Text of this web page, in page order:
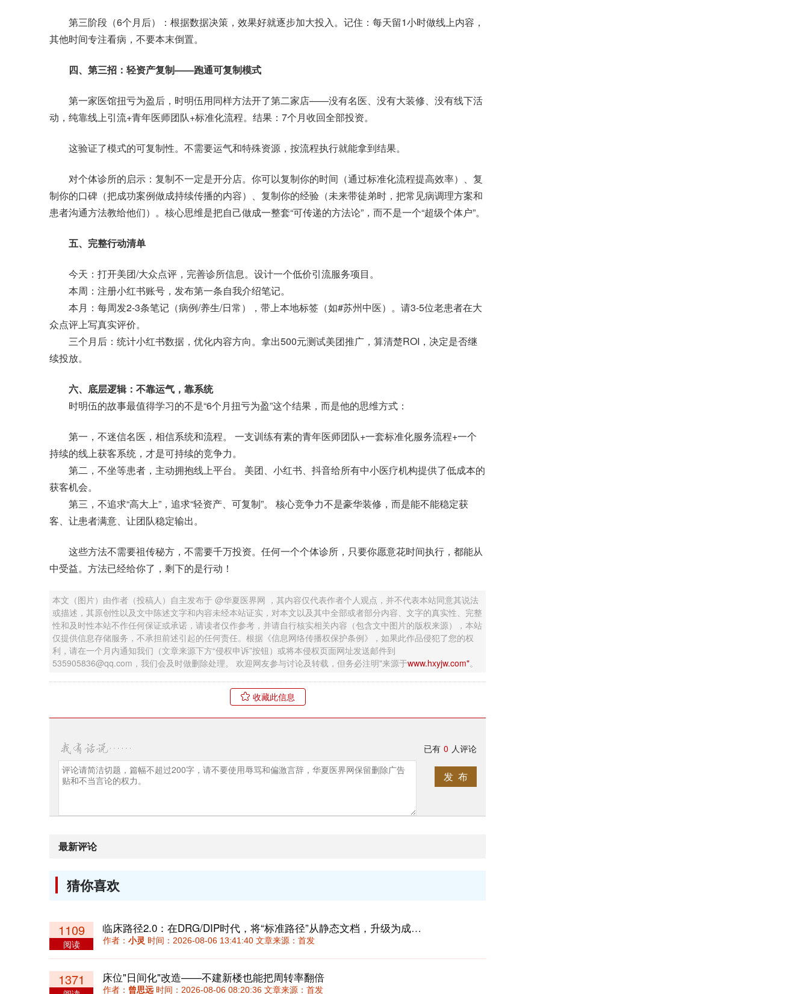
第三阶段（6个月后）：根据数据决策，效果好就逐步加大投入。记住：每天留1小时做线上内容，
其他时间专注看病，不要本末倒置。
四、第三招：轻资产复制——跑通可复制模式
第一家医馆扭亏为盈后，时明伍用同样方法开了第二家店——没有名医、没有大装修、没有线下活
动，纯靠线上引流+青年医师团队+标准化流程。结果：7个月收回全部投资。
这验证了模式的可复制性。不需要运气和特殊资源，按流程执行就能拿到结果。
对个体诊所的启示：复制不一定是开分店。你可以复制你的时间（通过标准化流程提高效率）、复
制你的口碑（把成功案例做成持续传播的内容）、复制你的经验（未来带徒弟时，把常见病调理方案和
患者沟通方法教给他们）。核心思维是把自己做成一整套“可传递的方法论”，而不是一个“超级个体户”。
五、完整行动清单
今天：打开美团/大众点评，完善诊所信息。设计一个低价引流服务项目。
本周：注册小红书账号，发布第一条自我介绍笔记。
本月：每周发2-3条笔记（病例/养生/日常），带上本地标签（如#苏州中医）。请3-5位老患者在大
众点评上写真实评价。
三个月后：统计小红书数据，优化内容方向。拿出500元测试美团推广，算清楚ROI，决定是否继
续投放。
六、底层逻辑：不靠运气，靠系统
时明伍的故事最值得学习的不是“6个月扭亏为盈”这个结果，而是他的思维方式：
第一，不迷信名医，相信系统和流程。 一支训练有素的青年医师团队+一套标准化服务流程+一个
持续的线上获客系统，才是可持续的竞争力。
第二，不坐等患者，主动拥抱线上平台。 美团、小红书、抖音给所有中小医疗机构提供了低成本的
获客机会。
第三，不追求“高大上”，追求“轻资产、可复制”。 核心竞争力不是豪华装修，而是能不能稳定获
客、让患者满意、让团队稳定输出。
这些方法不需要祖传秘方，不需要千万投资。任何一个个体诊所，只要你愿意花时间执行，都能从
中受益。方法已经给你了，剩下的是行动！
本文（图片）由作者（投稿人）自主发布于 @华夏医界网 ，其内容仅代表作者个人观点，并不代表本站同意其说法
或描述，其原创性以及文中陈述文字和内容未经本站证实，对本文以及其中全部或者部分内容、文字的真实性、完整
性和及时性本站不作任何保证或承诺，请读者仅作参考，并请自行核实相关内容（包含文中图片的版权来源），本站
仅提供信息存储服务，不承担前述引起的任何责任。根据《信息网络传播权保护条例》，如果此作品侵犯了您的权
利，请在一个月内通知我们（文章来源下方“侵权申诉”按钮）或将本侵权页面网址发送邮件到
535905836@qq.com，我们会及时做删除处理。 欢迎网友参与讨论及转载，但务必注明"来源于www.hxyjw.com"。
收藏此信息
已有 0 人评论
发 布
最新评论
猜你喜欢
1109
阅读
临床路径2.0：在DRG/DIP时代，将“标准路径”从静态文档，升级为成本与质量的动态“驾驶舱”
作者： 小灵 时间：2026-08-06 13:41:40 文章来源：首发
1371 床位"日间化"改造——不建新楼也能把周转率翻倍
作者： 曾思远 时间：2026-08-06 08:20:36 文章来源：首发